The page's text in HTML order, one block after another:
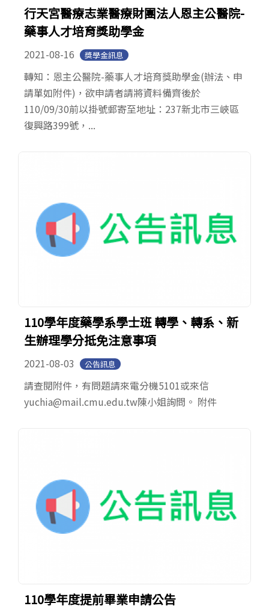
行天宮醫療志業醫療財團法人恩主公醫院-
藥事人才培育獎助學金
2021-08-16 獎學金訊息
轉知：恩主公醫院-藥事人才培育獎助學金(辦法、申
請單如附件)，欲申請者請將資料備齊後於
110/09/30前以掛號郵寄至地址：237新北市三峽區
復興路399號，...
110學年度藥學系學士班 轉學、轉系、新
生辦理學分抵免注意事項
2021-08-03 公告訊息
請查閱附件，有問題請來電分機5101或來信
yuchia@mail.cmu.edu.tw陳小姐詢問。 附件
110學年度提前畢業申請公告